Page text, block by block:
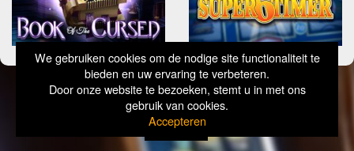
We gebruiken cookies om de nodige site functionaliteit te
bieden en uw ervaring te verbeteren.
Door onze website te bezoeken, stemt u in met ons
gebruik van cookies.
Accepteren